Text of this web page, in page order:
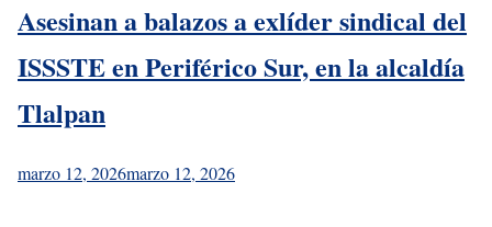
Asesinan a balazos a exlíder sindical del
ISSSTE en Periférico Sur, en la alcaldía
Tlalpan
marzo 12, 2026marzo 12, 2026